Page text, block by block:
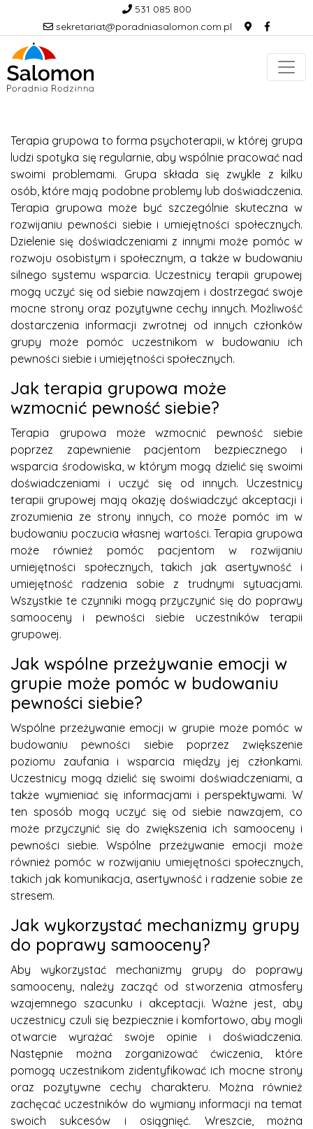
531 085 800
sekretariat@poradniasalomon.com.pl
Terapia grupowa to forma psychoterapii, w której grupa
ludzi spotyka się regularnie, aby wspólnie pracować nad
swoimi problemami. Grupa składa się zwykle z kilku
osób, które mają podobne problemy lub doświadczenia.
Terapia grupowa może być szczególnie skuteczna w
rozwijaniu pewności siebie i umiejętności społecznych.
Dzielenie się doświadczeniami z innymi może pomóc w
rozwoju osobistym i społecznym, a także w budowaniu
silnego systemu wsparcia. Uczestnicy terapii grupowej
mogą uczyć się od siebie nawzajem i dostrzegać swoje
mocne strony oraz pozytywne cechy innych. Możliwość
dostarczenia informacji zwrotnej od innych członków
grupy może pomóc uczestnikom w budowaniu ich
pewności siebie i umiejętności społecznych.
Jak terapia grupowa może
wzmocnić pewność siebie?
Terapia grupowa może wzmocnić pewność siebie
poprzez zapewnienie pacjentom bezpiecznego i
wsparcia środowiska, w którym mogą dzielić się swoimi
doświadczeniami i uczyć się od innych. Uczestnicy
terapii grupowej mają okazję doświadczyć akceptacji i
zrozumienia ze strony innych, co może pomóc im w
budowaniu poczucia własnej wartości. Terapia grupowa
może również pomóc pacjentom w rozwijaniu
umiejętności społecznych, takich jak asertywność i
umiejętność radzenia sobie z trudnymi sytuacjami.
Wszystkie te czynniki mogą przyczynić się do poprawy
samooceny i pewności siebie uczestników terapii
grupowej.
Jak wspólne przeżywanie emocji w
grupie może pomóc w budowaniu
pewności siebie?
Wspólne przeżywanie emocji w grupie może pomóc w
budowaniu pewności siebie poprzez zwiększenie
poziomu zaufania i wsparcia między jej członkami.
Uczestnicy mogą dzielić się swoimi doświadczeniami, a
także wymieniać się informacjami i perspektywami. W
ten sposób mogą uczyć się od siebie nawzajem, co
może przyczynić się do zwiększenia ich samooceny i
pewności siebie. Wspólne przeżywanie emocji może
również pomóc w rozwijaniu umiejętności społecznych,
takich jak komunikacja, asertywność i radzenie sobie ze
stresem.
Jak wykorzystać mechanizmy grupy
do poprawy samooceny?
Aby wykorzystać mechanizmy grupy do poprawy
samooceny, należy zacząć od stworzenia atmosfery
wzajemnego szacunku i akceptacji. Ważne jest, aby
uczestnicy czuli się bezpiecznie i komfortowo, aby mogli
otwarcie wyrażać swoje opinie i doświadczenia.
Następnie można zorganizować ćwiczenia, które
pomogą uczestnikom zidentyfikować ich mocne strony
oraz pozytywne cechy charakteru. Można również
zachęcać uczestników do wymiany informacji na temat
swoich sukcesów i osiągnięć. Wreszcie, można